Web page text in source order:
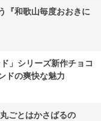
『和歌山毎度おおきに
」シリーズ新作チョコ
ドの爽快な魅力
ごとはかさばるの